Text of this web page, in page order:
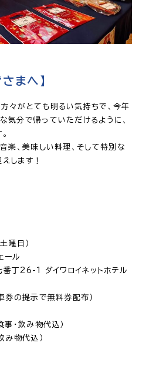
まへ】
々がとても明るい気持ちで、今年
気分で帰っていただけるように、
楽、美味しい料理、そして特別な
します！
曜日）
ール
丁26-1 ダイワロイネットホテル
券の提示で無料券配布）
・飲み物代込）
物代込）